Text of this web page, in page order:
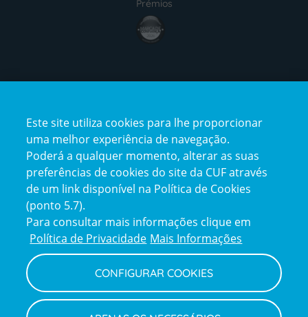
Prémios
award4
certification2certification3
Reclamações
e
elogios
Política de Privacidade e Cookies
Este site utiliza cookies para lhe proporcionar
uma melhor experiência de navegação.
Poderá a qualquer momento, alterar as suas
preferências de cookies do site da CUF através
de um link disponível na Política de Cookies
(ponto 5.7).
Para consultar mais informações clique em
Política de Privacidade Mais Informações
CONFIGURAR COOKIES